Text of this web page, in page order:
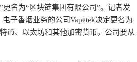
名为“区块链集团有限公司”。记者发
子香烟业务的公司Vapetek决定更名为
币、以太坊和其他加密货币，公司要从